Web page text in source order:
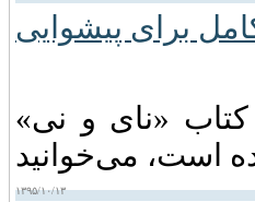
«نای و نی»
۱۳۹۵/۱۰/۱۳